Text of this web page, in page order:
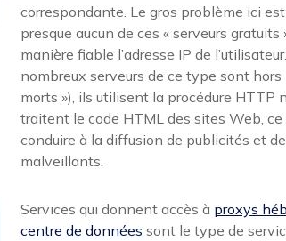
correspondante. Le gros problème ici
presque aucun de ces « serveurs gratuits
manière fiable l’adresse IP de
nombreux serveurs de ce type sont hors
morts »), ils utilisent la procédure HTTP
traitent le code HTML des sites Web, ce
conduire à la diffusion de publicités et
malveillants.
Services qui donnent accès à proxys
centre de données sont le type de